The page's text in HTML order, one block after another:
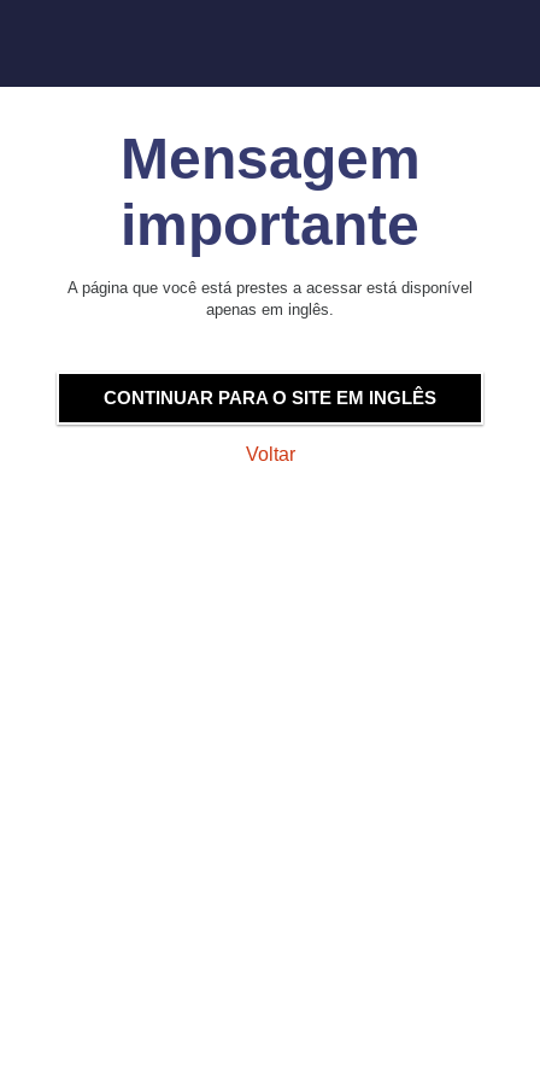
Mensagem
importante
A página que você está prestes a acessar está disponível
apenas em inglês.
CONTINUAR PARA O SITE EM INGLÊS
Voltar